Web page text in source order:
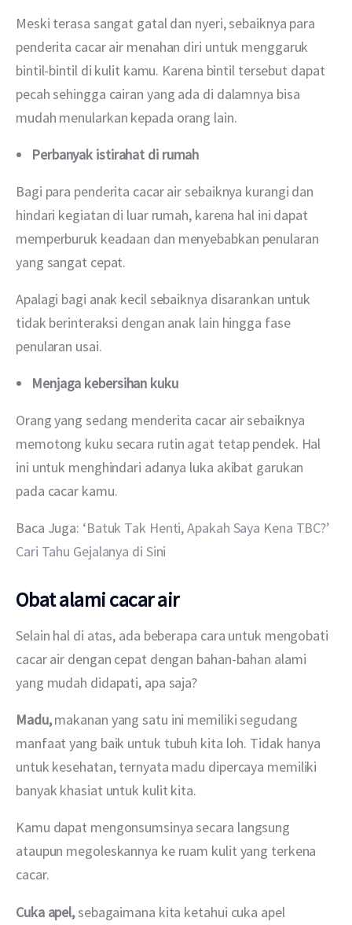
Meski terasa sangat gatal dan nyeri, sebaiknya para
penderita cacar air menahan diri untuk menggaruk
bintil-bintil di kulit kamu. Karena bintil tersebut dapat
pecah sehingga cairan yang ada di dalamnya bisa
mudah menularkan kepada orang lain.
Perbanyak istirahat di rumah
Bagi para penderita cacar air sebaiknya kurangi dan
hindari kegiatan di luar rumah, karena hal ini dapat
memperburuk keadaan dan menyebabkan penularan
yang sangat cepat.
Apalagi bagi anak kecil sebaiknya disarankan untuk
tidak berinteraksi dengan anak lain hingga fase
penularan usai.
Menjaga kebersihan kuku
Orang yang sedang menderita cacar air sebaiknya
memotong kuku secara rutin agat tetap pendek. Hal
ini untuk menghindari adanya luka akibat garukan
pada cacar kamu.
Baca Juga: ‘Batuk Tak Henti, Apakah Saya Kena TBC?’
Cari Tahu Gejalanya di Sini
Obat alami cacar air
Selain hal di atas, ada beberapa cara untuk mengobati
cacar air dengan cepat dengan bahan-bahan alami
yang mudah didapati, apa saja?
Madu, makanan yang satu ini memiliki segudang
manfaat yang baik untuk tubuh kita loh. Tidak hanya
untuk kesehatan, ternyata madu dipercaya memiliki
banyak khasiat untuk kulit kita.
Kamu dapat mengonsumsinya secara langsung
ataupun megoleskannya ke ruam kulit yang terkena
cacar.
Cuka apel, sebagaimana kita ketahui cuka apel